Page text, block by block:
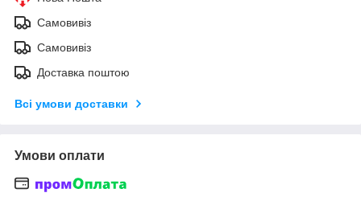
Самовивіз
Самовивіз
Доставка поштою
Всі умови доставки
Умови оплати